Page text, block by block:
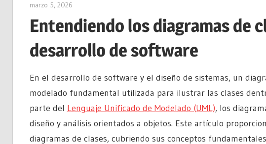
More
marzo 5, 2026
Entendiendo los diagramas de
desarrollo de software
En el desarrollo de software y el diseño de sistemas, un
modelado fundamental utilizada para ilustrar las clases
parte del Lenguaje Unificado de Modelado (UML), los
diseño y análisis orientados a objetos. Este artículo
diagramas de clases, cubriendo sus conceptos